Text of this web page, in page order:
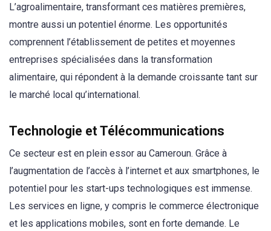
L’agroalimentaire, transformant ces matières premières,
montre aussi un potentiel énorme. Les opportunités
comprennent l’établissement de petites et moyennes
entreprises spécialisées dans la transformation
alimentaire, qui répondent à la demande croissante tant sur
le marché local qu’international.
Technologie et Télécommunications
Ce secteur est en plein essor au Cameroun. Grâce à
l’augmentation de l’accès à l’internet et aux smartphones, le
potentiel pour les start-ups technologiques est immense.
Les services en ligne, y compris le commerce électronique
et les applications mobiles, sont en forte demande. Le